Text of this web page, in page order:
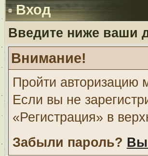
Вход
Введите ниже ваши
Внимание!
Пройти авторизацию
Если вы не
«Регистрация» в
Забыли пароль? Вы